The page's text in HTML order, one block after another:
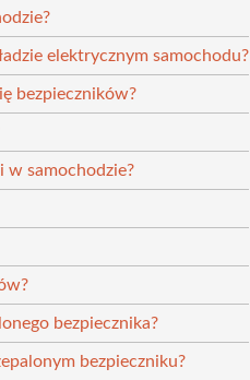
elektrycznym samochodu?
bezpieczników?
w samochodzie?
bezpiecznika?
bezpieczniku?